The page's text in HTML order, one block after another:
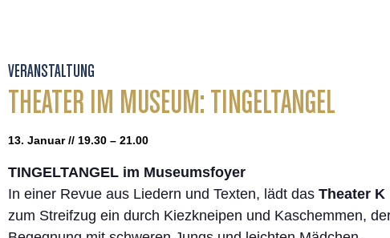
VERANSTALTUNG
THEATER IM MUSEUM: TINGELTANGEL
13. Januar // 19.30 – 21.00
TINGELTANGEL im Museumsfoyer
In einer Revue aus Liedern und Texten, lädt das Theater K
zum Streifzug ein durch Kiezkneipen und Kaschemmen,